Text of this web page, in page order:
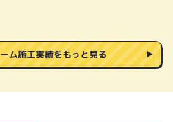
ム施工実績をもっと見る